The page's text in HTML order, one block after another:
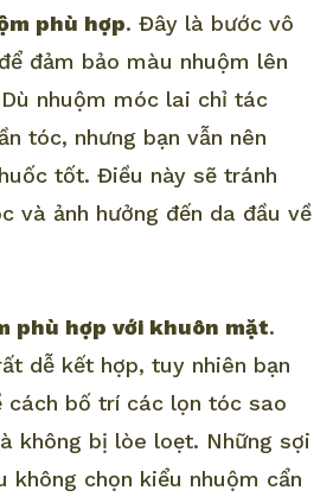
phù hợp. Đây là bước vô
đảm bảo màu nhuộm lên
nhuộm móc lai chỉ tác
tóc, nhưng bạn vẫn nên
tốt. Điều này sẽ tránh
và ảnh hưởng đến da đầu về
phù hợp với khuôn mặt.
dễ kết hợp, tuy nhiên bạn
cách bố trí các lọn tóc sao
không bị lòe loẹt. Những sợi
không chọn kiểu nhuộm cẩn